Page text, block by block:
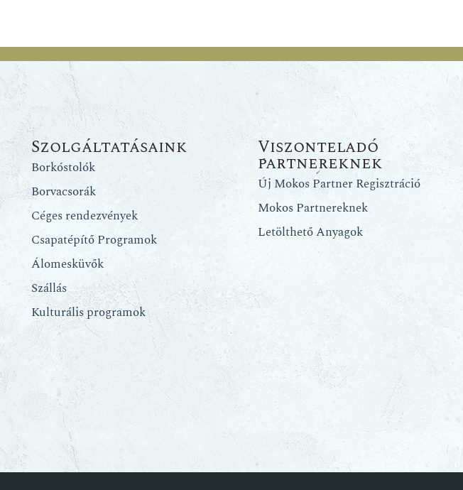
Szolgáltatásaink
Borkóstolók
Borvacsorák
Céges rendezvények
Csapatépítő Programok
Álomesküvők
Szállás
Kulturális programok
Viszonteladó
partnereknek
Új Mokos Partner Regisztráció
Mokos Partnereknek
Letölthető Anyagok